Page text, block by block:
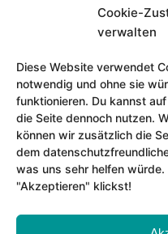
Cookie-
verwalten
Diese Website verwendet
notwendig und ohne sie
funktionieren. Du kannst
die Seite dennoch nutzen.
können wir zusätzlich die
dem
was uns sehr helfen
"Akzeptieren" klickst!
Segelschule
Claus Helmer
Am Hügel 8
82319 Starnberg
Tel.: 08151-
Fax: 08151-29733
Für eine Email